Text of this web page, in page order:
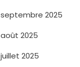
septembre 2025
août 2025
juillet 2025